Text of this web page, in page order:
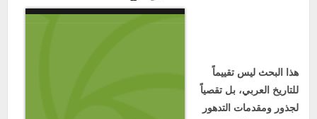
هذا البحث ليس تقييماً
للتاريخ العربي، بل تقصياً
لجذور ومقدمات التدهور